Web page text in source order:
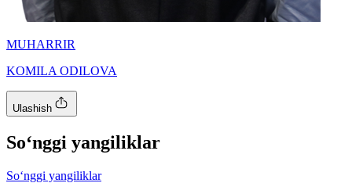
MUHARRIR
KOMILA ODILOVA
Ulashish
So‘nggi yangiliklar
So‘nggi yangiliklar